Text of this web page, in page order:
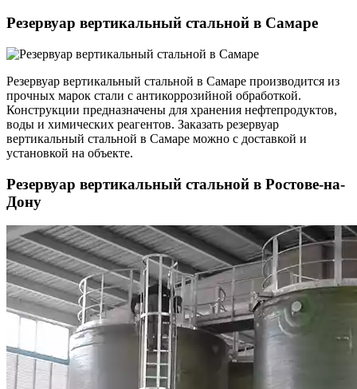
Резервуар вертикальный стальной в Самаре
Резервуар вертикальный стальной в Самаре производится из
прочных марок стали с антикоррозийной обработкой.
Конструкции предназначены для хранения нефтепродуктов,
воды и химических реагентов. Заказать резервуар
вертикальный стальной в Самаре можно с доставкой и
установкой на объекте.
Резервуар вертикальный стальной в Ростове-на-
Дону